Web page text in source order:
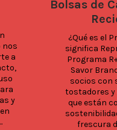
nos
a
y
Bolsas de
¿Qué es el
significa
Programa
Savor
socios con
tostadores y
que están
frescura